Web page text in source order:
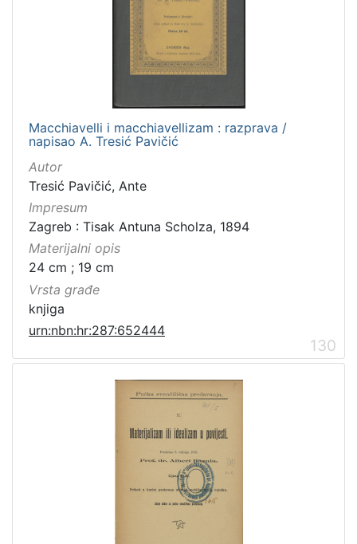
Macchiavelli i macchiavellizam : razprava /
napisao A. Tresić Pavičić
Autor
Tresić Pavičić, Ante
Impresum
Zagreb : Tisak Antuna Scholza, 1894
Materijalni opis
24 cm ; 19 cm
Vrsta građe
knjiga
urn:nbn:hr:287:652444
130